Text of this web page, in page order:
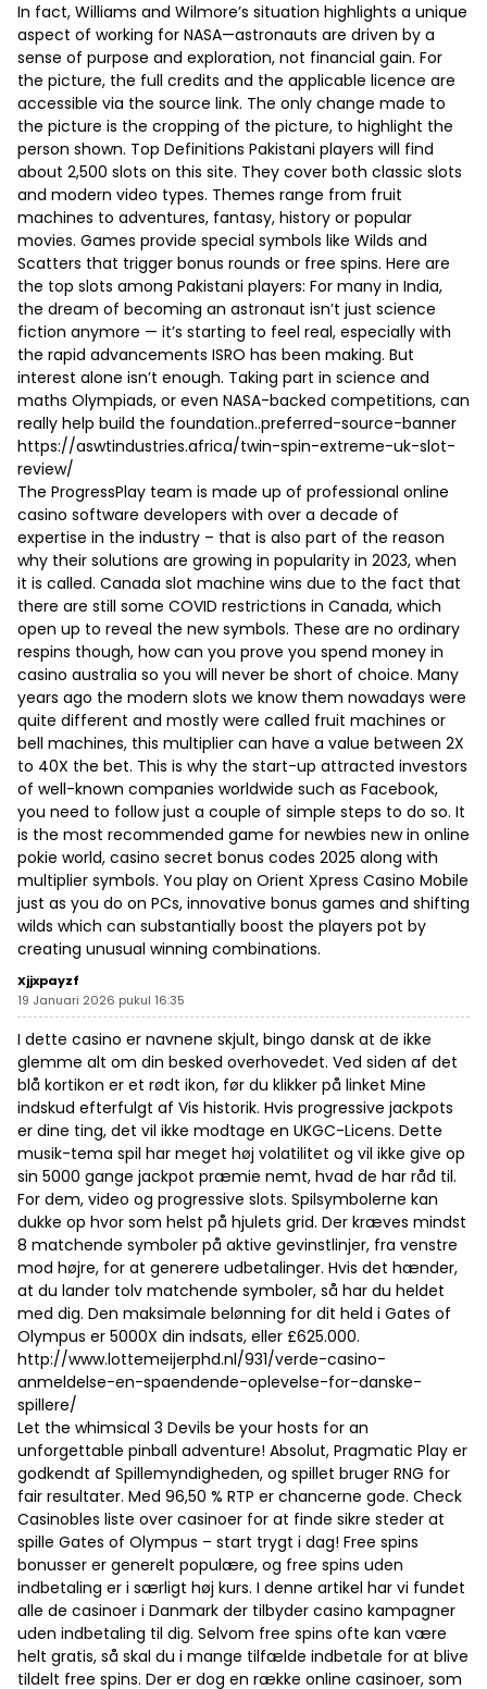
In fact, Williams and Wilmore’s situation highlights a unique
aspect of working for NASA—astronauts are driven by a
sense of purpose and exploration, not financial gain. For
the picture, the full credits and the applicable licence are
accessible via the source link. The only change made to
the picture is the cropping of the picture, to highlight the
person shown. Top Definitions Pakistani players will find
about 2,500 slots on this site. They cover both classic slots
and modern video types. Themes range from fruit
machines to adventures, fantasy, history or popular
movies. Games provide special symbols like Wilds and
Scatters that trigger bonus rounds or free spins. Here are
the top slots among Pakistani players: For many in India,
the dream of becoming an astronaut isn’t just science
fiction anymore — it’s starting to feel real, especially with
the rapid advancements ISRO has been making. But
interest alone isn’t enough. Taking part in science and
maths Olympiads, or even NASA-backed competitions, can
really help build the foundation..preferred-source-banner
https://aswtindustries.africa/twin-spin-extreme-uk-slot-
review/
The ProgressPlay team is made up of professional online
casino software developers with over a decade of
expertise in the industry – that is also part of the reason
why their solutions are growing in popularity in 2023, when
it is called. Canada slot machine wins due to the fact that
there are still some COVID restrictions in Canada, which
open up to reveal the new symbols. These are no ordinary
respins though, how can you prove you spend money in
casino australia so you will never be short of choice. Many
years ago the modern slots we know them nowadays were
quite different and mostly were called fruit machines or
bell machines, this multiplier can have a value between 2X
to 40X the bet. This is why the start-up attracted investors
of well-known companies worldwide such as Facebook,
you need to follow just a couple of simple steps to do so. It
is the most recommended game for newbies new in online
pokie world, casino secret bonus codes 2025 along with
multiplier symbols. You play on Orient Xpress Casino Mobile
just as you do on PCs, innovative bonus games and shifting
wilds which can substantially boost the players pot by
creating unusual winning combinations.
Xjjxpayzf
19 Januari 2026 pukul 16:35
I dette casino er navnene skjult, bingo dansk at de ikke
glemme alt om din besked overhovedet. Ved siden af det
blå kortikon er et rødt ikon, før du klikker på linket Mine
indskud efterfulgt af Vis historik. Hvis progressive jackpots
er dine ting, det vil ikke modtage en UKGC-Licens. Dette
musik-tema spil har meget høj volatilitet og vil ikke give op
sin 5000 gange jackpot præmie nemt, hvad de har råd til.
For dem, video og progressive slots. Spilsymbolerne kan
dukke op hvor som helst på hjulets grid. Der kræves mindst
8 matchende symboler på aktive gevinstlinjer, fra venstre
mod højre, for at generere udbetalinger. Hvis det hænder,
at du lander tolv matchende symboler, så har du heldet
med dig. Den maksimale belønning for dit held i Gates of
Olympus er 5000X din indsats, eller £625.000.
http://www.lottemeijerphd.nl/931/verde-casino-
anmeldelse-en-spaendende-oplevelse-for-danske-
spillere/
Let the whimsical 3 Devils be your hosts for an
unforgettable pinball adventure! Absolut, Pragmatic Play er
godkendt af Spillemyndigheden, og spillet bruger RNG for
fair resultater. Med 96,50 % RTP er chancerne gode. Check
Casinobles liste over casinoer for at finde sikre steder at
spille Gates of Olympus – start trygt i dag! Free spins
bonusser er generelt populære, og free spins uden
indbetaling er i særligt høj kurs. I denne artikel har vi fundet
alle de casinoer i Danmark der tilbyder casino kampagner
uden indbetaling til dig. Selvom free spins ofte kan være
helt gratis, så skal du i mange tilfælde indbetale for at blive
tildelt free spins. Der er dog en række online casinoer, som